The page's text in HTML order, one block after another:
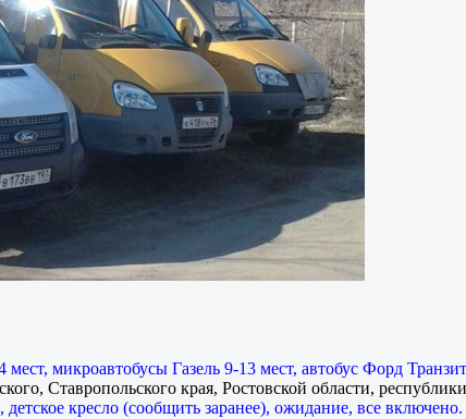
микроавтобусы Газель 9-13 мест, автобус Форд
Ставропольского края, Ростовской области,
кресло (сообщить заранее), ожидание, все включено.